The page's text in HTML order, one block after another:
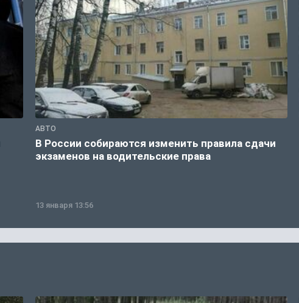
АВТО
В России собираются изменить правила сдачи
экзаменов на водительские права
13 января 13:56